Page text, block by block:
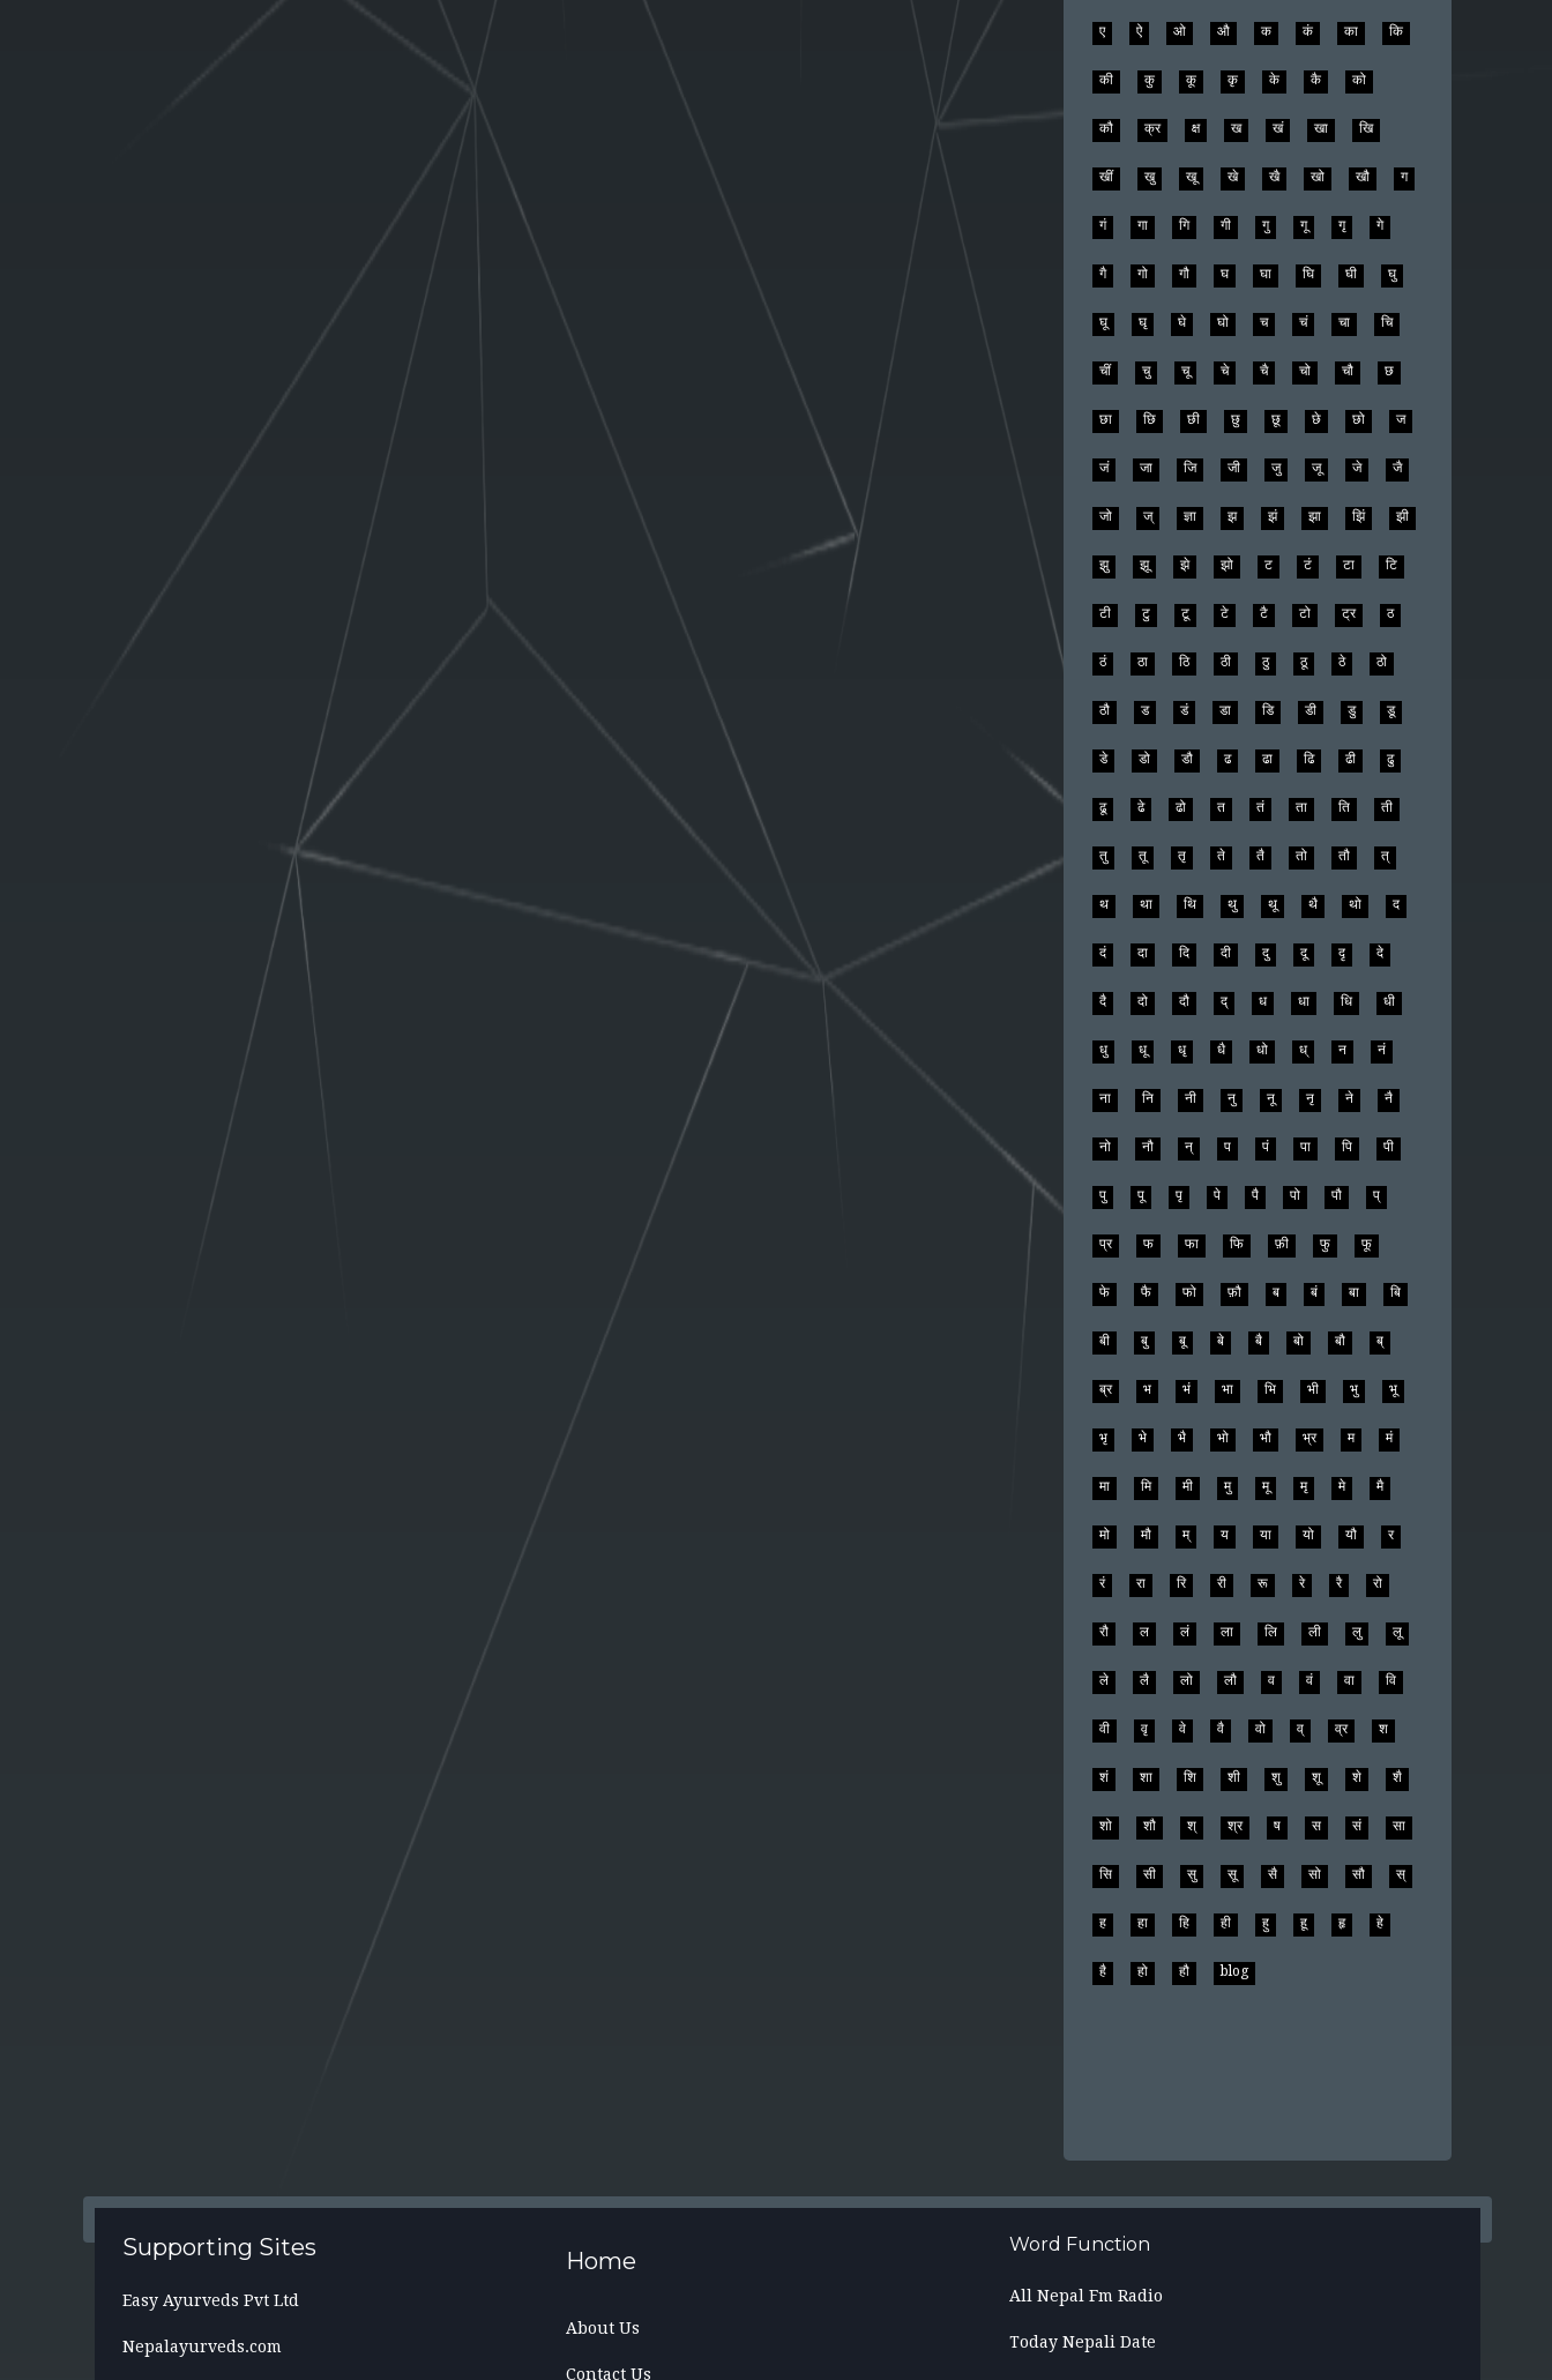
ए ऐ ओ औ क कं का कि
की कु कू कृ के कै को
कौ क्र क्ष ख खं खा खि
खीं खु खू खे खै खो खौ ग
गं गा गि गी गु गू गृ गे
गै गो गौ घ घा घि घी घु
घू घृ घे घो च चं चा चि
चीं चु चू चे चै चो चौ छ
छा छि छी छु छू छे छो ज
जं जा जि जी जु जू जे जै
जो ज् ज्ञा झ झं झा झिं झी
झु झू झे झो ट टं टा टि
टी टु टू टे टै टो ट्र ठ
ठं ठा ठि ठी ठु ठू ठे ठो
ठौ ड डं डा डि डी डु डू
डे डो डौ ढ ढा ढि ढी ढु
ढू ढे ढो त तं ता ति ती
तु तू तृ ते तै तो तौ त्
थ था थि थु थू थै थो द
दं दा दि दी दु दू दृ दे
दै दो दौ द् ध धा धि धी
धु धू धृ धै धो ध् न नं
ना नि नी नु नू नृ ने नै
नो नौ न् प पं पा पि पी
पु पू पृ पे पै पो पौ प्
प्र फ फा फि फ़ी फु फू
फे फै फो फ़ौ ब बं बा बि
बी बु बू बे बै बो बौ ब्
ब्र भ भं भा भि भी भु भू
भृ भे भै भो भौ भ्र म मं
मा मि मी मु मू मृ मे मै
मो मौ म् य या यो यौ र
रं रा रि री रू रे रै रो
रौ ल लं ला लि ली लु लू
ले लै लो लौ व वं वा वि
वी वृ वे वै वो व् व्र श
शं शा शि शी शु शू शे शै
शो शौ श् श्र ष स सं सा
सि सी सु सू सै सो सौ स्
ह हा हि ही हु हू हृ हे
है हो हौ blog
Supporting Sites
Easy Ayurveds Pvt Ltd
Nepalayurveds.com
Home
About Us
Contact Us
Word Function
All Nepal Fm Radio
Today Nepali Date